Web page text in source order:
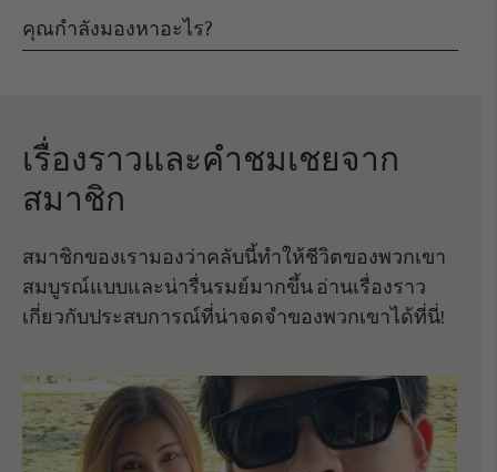
เรื่องราวและคําชมเชยจาก
สมาชิก
สมาชิกของเรามองว่าคลับนี้ทำให้ชีวิตของพวกเขา
สมบูรณ์แบบและน่ารื่นรมย์มากขึ้น อ่านเรื่องราว
เกี่ยวกับประสบการณ์ที่น่าจดจําของพวกเขาได้ที่นี่!